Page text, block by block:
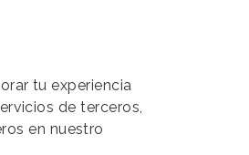
tu experiencia
de terceros,
en nuestro